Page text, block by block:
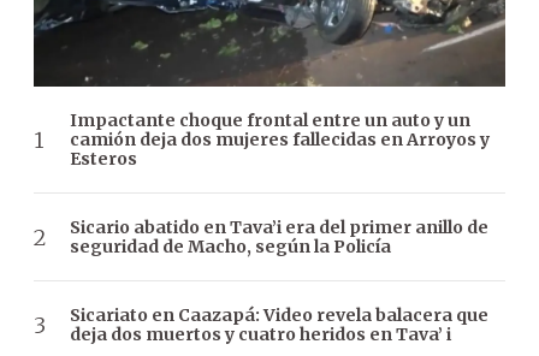
Impactante choque frontal entre un auto y un
camión deja dos mujeres fallecidas en Arroyos y
Esteros
Sicario abatido en Tava’i era del primer anillo de
seguridad de Macho, según la Policía
Sicariato en Caazapá: Video revela balacera que
deja dos muertos y cuatro heridos en Tava’ i